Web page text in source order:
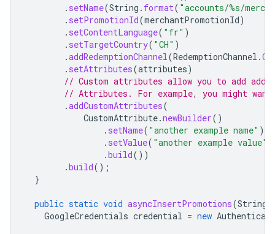
. setName(String . format( "accounts/%s/
. setPromotionId(merchantPromotionId)
. setContentLanguage( "fr" )
. setTargetCountry( "CH" )
.addRedemptionChannel(RedemptionChannel .
. setAttributes(attributes)
// Custom attributes allow you to add
// Attributes. For example, you might
.addCustomAttributes(
CustomAttribute.newBuilder()
. setName( "another example name" )
. setValue( "another example value"
.build())
.build();
}
public static void asyncInsertPromotions(String
GoogleCredentials credential = new